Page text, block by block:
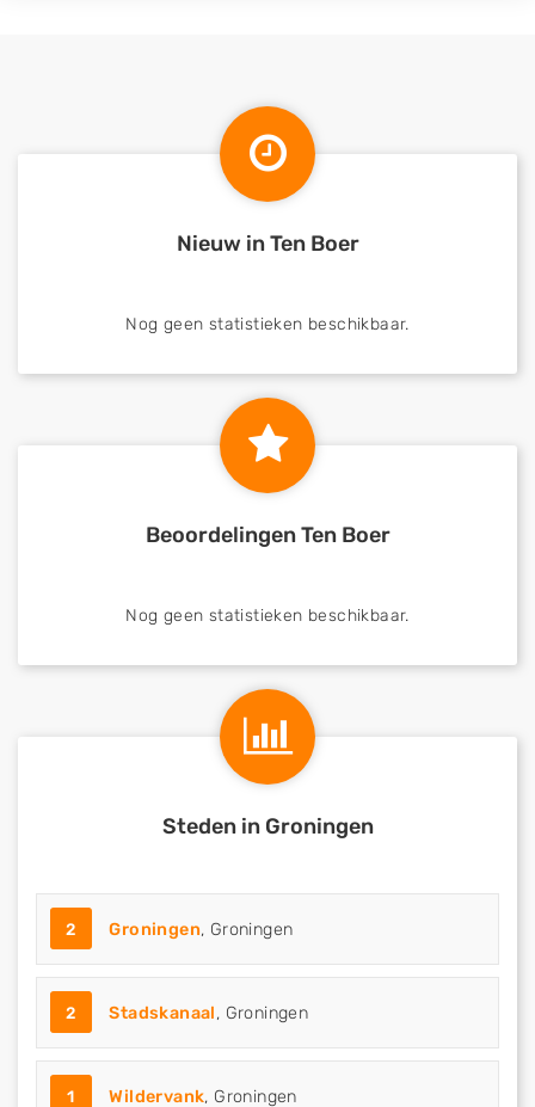
Nieuw in Ten Boer
Nog geen statistieken beschikbaar.
Beoordelingen Ten Boer
Nog geen statistieken beschikbaar.
Steden in Groningen
2 Groningen, Groningen
2 Stadskanaal, Groningen
1 Wildervank, Groningen